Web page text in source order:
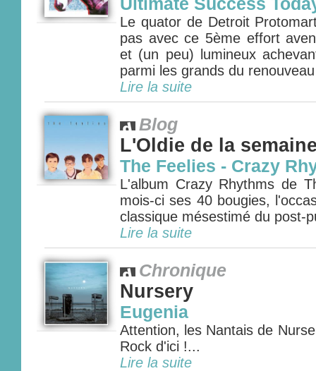
Ultimate Success
Le quator de Detroit
pas avec ce 5ème effort
et (un peu) lumineux
parmi les grands du
Lire la suite
Blog
L'Oldie de la
The Feelies - Crazy
L'album Crazy Rhythms de
mois-ci ses 40 bougies,
classique mésestimé du post-
Lire la suite
Chronique
Nursery
Eugenia
Attention, les Nantais de
Rock d'ici !...
Lire la suite